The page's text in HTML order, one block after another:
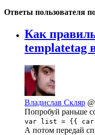
Ответы пользователя
Как
templatetag
Владислав Скляр
Попробуй раньше
var list = {{
А потом передай